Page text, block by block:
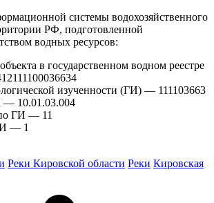
системы водохозяйственного
РФ, подготовленной
водных ресурсов:
в государственном водном реестре
изученности (ГИ) — 111103663
— 10.01.03.004
ГИ — 11
— 1
Реки Кировской области Реки Кировская